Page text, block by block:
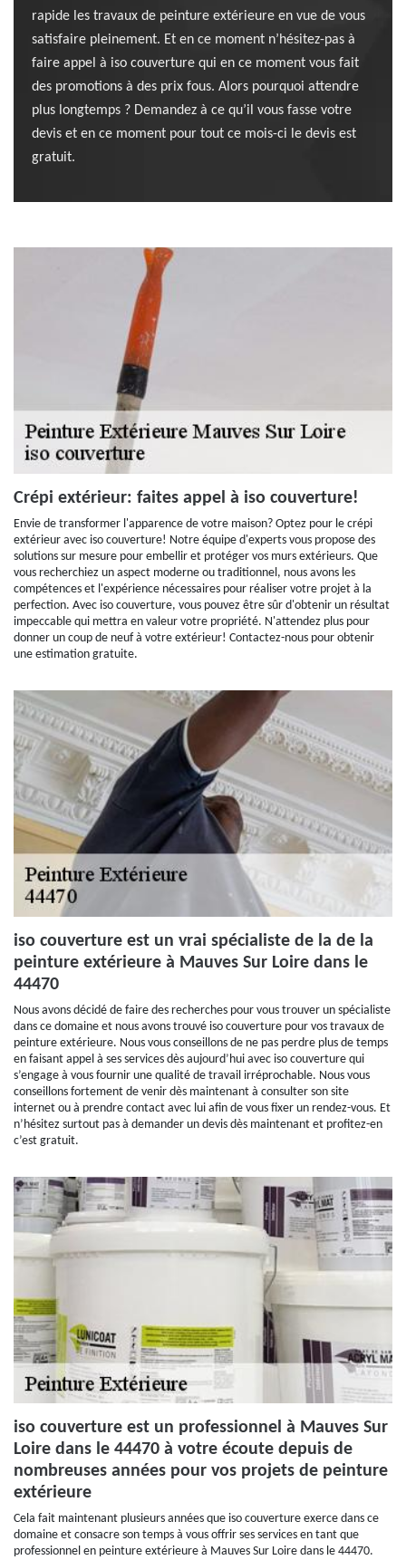
rapide les travaux de peinture extérieure en vue de vous
satisfaire pleinement. Et en ce moment n’hésitez-pas à
faire appel à iso couverture qui en ce moment vous fait
des promotions à des prix fous. Alors pourquoi attendre
plus longtemps ? Demandez à ce qu’il vous fasse votre
devis et en ce moment pour tout ce mois-ci le devis est
gratuit.
Crépi extérieur: faites appel à iso couverture!
Envie de transformer l'apparence de votre maison? Optez pour le crépi
extérieur avec iso couverture! Notre équipe d'experts vous propose des
solutions sur mesure pour embellir et protéger vos murs extérieurs. Que
vous recherchiez un aspect moderne ou traditionnel, nous avons les
compétences et l'expérience nécessaires pour réaliser votre projet à la
perfection. Avec iso couverture, vous pouvez être sûr d'obtenir un résultat
impeccable qui mettra en valeur votre propriété. N'attendez plus pour
donner un coup de neuf à votre extérieur! Contactez-nous pour obtenir
une estimation gratuite.
iso couverture est un vrai spécialiste de la de la
peinture extérieure à Mauves Sur Loire dans le
44470
Nous avons décidé de faire des recherches pour vous trouver un spécialiste
dans ce domaine et nous avons trouvé iso couverture pour vos travaux de
peinture extérieure. Nous vous conseillons de ne pas perdre plus de temps
en faisant appel à ses services dès aujourd’hui avec iso couverture qui
s’engage à vous fournir une qualité de travail irréprochable. Nous vous
conseillons fortement de venir dès maintenant à consulter son site
internet ou à prendre contact avec lui afin de vous fixer un rendez-vous. Et
n’hésitez surtout pas à demander un devis dès maintenant et profitez-en
c’est gratuit.
iso couverture est un professionnel à Mauves Sur
Loire dans le 44470 à votre écoute depuis de
nombreuses années pour vos projets de peinture
extérieure
Cela fait maintenant plusieurs années que iso couverture exerce dans ce
domaine et consacre son temps à vous offrir ses services en tant que
professionnel en peinture extérieure à Mauves Sur Loire dans le 44470.